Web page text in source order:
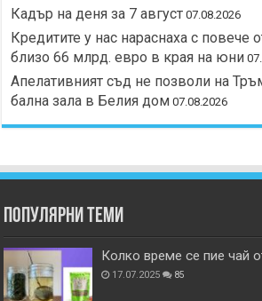
Кадър на деня за 7 август 07.08.2026
Кредитите у нас нараснаха с повече
близо 66 млрд. евро в края на юни
Апелативният съд не позволи на
бална зала в Белия дом 07.08.2026
Популярни теми
Колко време се пие чай
17.07.2025 85